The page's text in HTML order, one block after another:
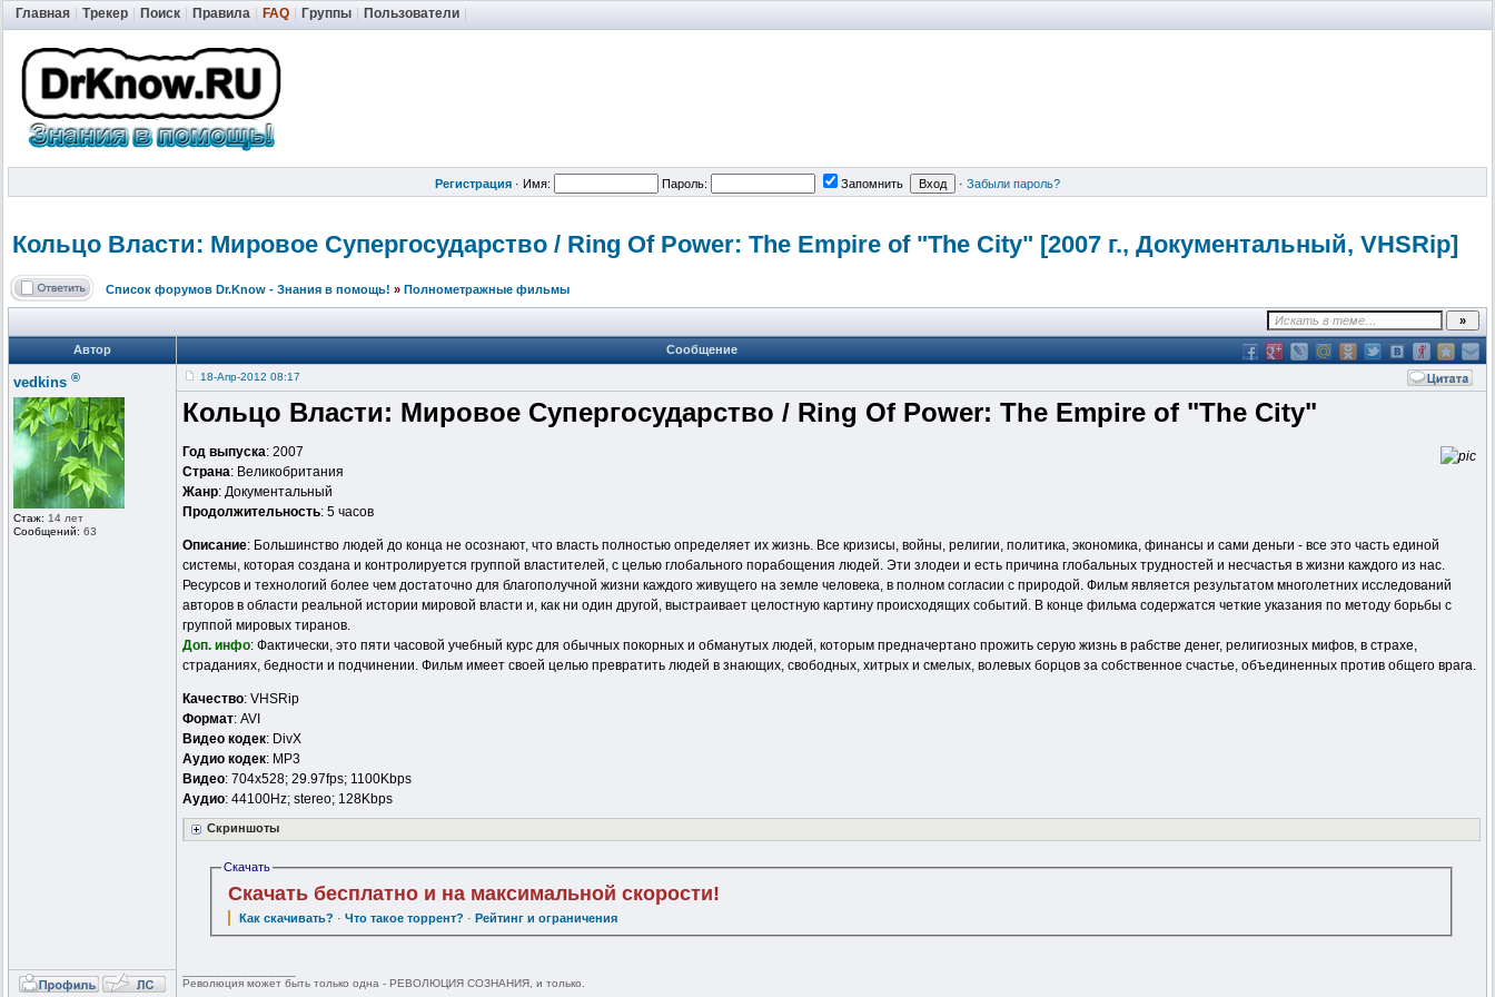
Главная Трекер Поиск Правила FAQ Группы Пользователи
Регистрация · Имя: Пароль: Запомнить · Забыли пароль?
Кольцо Власти: Мировое Супергосударство / Ring Of Power: The Empire of "The City" [2007 г., Документальный, VHSRip]
Список форумов Dr.Know - Знания в помощь! » Полнометражные фильмы
Автор Сообщение
vedkins ®
Стаж: 14 лет
Сообщений: 63
18-Апр-2012 08:17
Кольцо Власти: Мировое Супергосударство / Ring Of Power: The Empire of "The City"
Год выпуска: 2007
Страна: Великобритания
Жанр: Документальный
Продолжительность: 5 часов
Описание: Большинство людей до конца не осознают, что власть полностью определяет их жизнь. Все кризисы, войны, религии, политика, экономика, финансы и сами деньги - все это часть единой
системы, которая создана и контролируется группой властителей, с целью глобального порабощения людей. Эти злодеи и есть причина глобальных трудностей и несчастья в жизни каждого из нас.
Ресурсов и технологий более чем достаточно для благополучной жизни каждого живущего на земле человека, в полном согласии с природой. Фильм является результатом многолетних исследований
авторов в области реальной истории мировой власти и, как ни один другой, выстраивает целостную картину происходящих событий. В конце фильма содержатся четкие указания по методу борьбы с
группой мировых тиранов.
Доп. инфо: Фактически, это пяти часовой учебный курс для обычных покорных и обманутых людей, которым предначертано прожить серую жизнь в рабстве денег, религиозных мифов, в страхе,
страданиях, бедности и подчинении. Фильм имеет своей целью превратить людей в знающих, свободных, хитрых и смелых, волевых борцов за собственное счастье, объединенных против общего врага.
Качество: VHSRip
Формат: AVI
Видео кодек: DivX
Аудио кодек: MP3
Видео: 704x528; 29.97fps; 1100Kbps
Аудио: 44100Hz; stereo; 128Kbps
Скриншоты
Скачать
Скачать бесплатно и на максимальной скорости!
Как скачивать? ·Что такое торрент? · Рейтинг и ограничения
Революция может быть только одна - РЕВОЛЮЦИЯ СОЗНАНИЯ, и только.